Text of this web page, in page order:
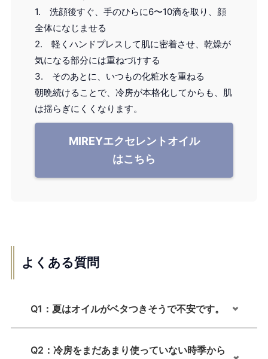
1. 洗顔後すぐ、手のひらに6〜10滴を取り、顔
全体になじませる
2. 軽くハンドプレスして肌に密着させ、乾燥が
気になる部分には重ねづけする
3. そのあとに、いつもの化粧水を重ねる
朝晩続けることで、冷房が本格化してからも、肌
は揺らぎにくくなります。
MIREYエクセレントオイル
はこちら
よくある質問
Q1：夏はオイルがベタつきそうで不安です。
Q2：冷房をまだあまり使っていない時季から